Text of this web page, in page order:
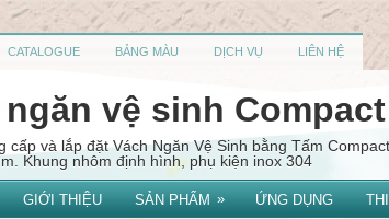
CATALOGUE BẢNG MÀU DỊCH VỤ LIÊN HỆ
vệ sinh Compact
cấp và lắp đặt Vách Ngăn Vệ Sinh bằng Tấm Compact
Khung nhôm định hình, phụ kiện inox 304
GIỚI THIỆU SẢN PHẨM » ỨNG DỤNG